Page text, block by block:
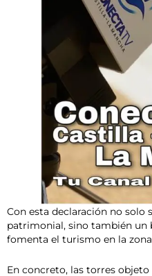
Con esta declaración no solo
patrimonial, sino también un
fomenta el turismo en la
En concreto, las torres